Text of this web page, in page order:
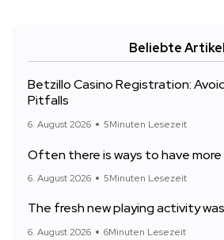
Beliebte Artikel
Betzillo Casino Registration:
Pitfalls
6. August 2026 5Minuten Lesezeit
Often there is ways to have more
6. August 2026 5Minuten Lesezeit
The fresh new playing activity
6. August 2026 6Minuten Lesezeit